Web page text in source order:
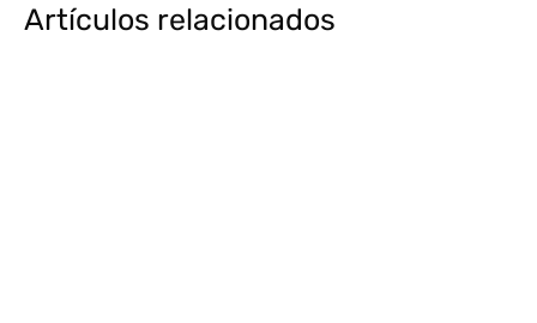
Artículos relacionados